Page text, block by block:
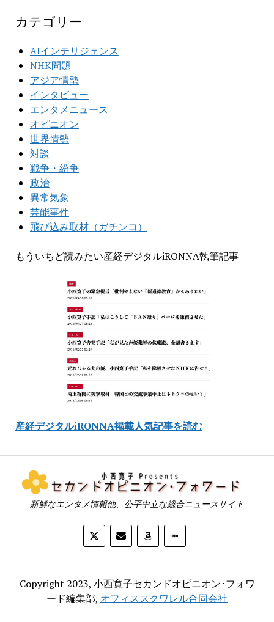
カテゴリー
AIインテリジェンス
NHK問題
アジア情勢
インタビュー
エンタメニュース
オピニオン
世界情勢
対談
戦争・紛争
政治
異常気象
芸能事件
飛び込み取材（ガチンコ）
もういちど読みたい産経デジタルiRONNA執筆記事
産経デジタルiRONNA掲載人気記事を読む
新鮮なエンタメ情報他、公平中立な総合ニュースサイト
Copyright 2023, 小西寛子セカンドオピニオン･フォワ
ード編集部, オフィススクワレル合同会社